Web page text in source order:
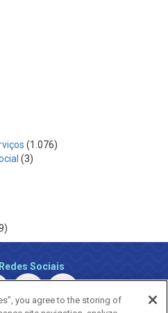
(1.076)
(3)
Sociais
you agree to the storing of